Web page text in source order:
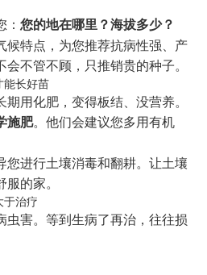
您的地在哪里？海拔多少？
候特点，为您推荐抗病性强、产
不管不顾，只推销贵的种子。
能长好苗
用化肥，变得板结、没营养。
施肥。他们会建议您多用有机
您进行土壤消毒和翻耕。让土壤
的家。
于治疗
虫害。等到生病了再治，往往损